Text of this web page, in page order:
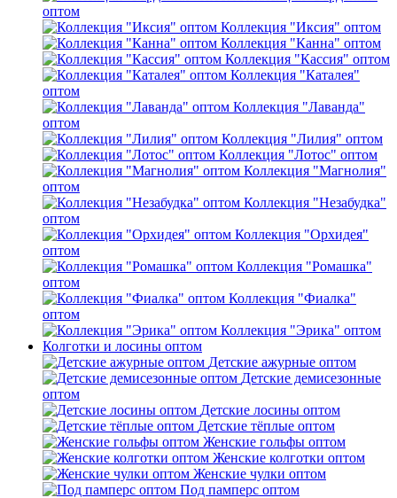
оптом
Коллекция "Иксия" оптом
Коллекция "Канна" оптом
Коллекция "Кассия" оптом
Коллекция "Каталея"
оптом
Коллекция "Лаванда"
оптом
Коллекция "Лилия" оптом
Коллекция "Лотос" оптом
Коллекция "Магнолия"
оптом
Коллекция "Незабудка"
оптом
Коллекция "Орхидея"
оптом
Коллекция "Ромашка"
оптом
Коллекция "Фиалка"
оптом
Коллекция "Эрика" оптом
Колготки и лосины оптом
Детские ажурные оптом
Детские демисезонные
оптом
Детские лосины оптом
Детские тёплые оптом
Женские гольфы оптом
Женские колготки оптом
Женские чулки оптом
Под памперс оптом